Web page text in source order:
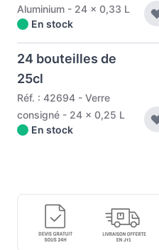
Aluminium - 24 x 0,33 L
En stock
24 bouteilles de
25cl
Réf. : 42694 - Verre
consigné - 24 x 0,25 L
En stock